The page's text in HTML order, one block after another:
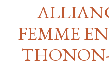
FEMME